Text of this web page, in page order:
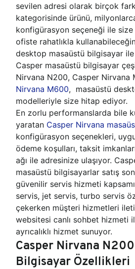
sevilen adresi olarak birçok
kategorisinde ürünü,
konfigürasyon seçeneği ile
ofiste rahatlıkla
desktop masaüstü bilgisayar
Casper masaüstü bilgisayar
Nirvana N200, Casper Nirvana
Nirvana M600, masaüstü
modelleriyle size hitap ediyor.
En zorlu performanslarda bile
yaratan Casper Nirvana
konfigürasyon seçenekleri,
ödeme koşulları, taksit
ağı ile adresinize ulaşıyor.
masaüstü bilgisayarlar satış
güvenilir servis hizmeti
servis, jet servis, turbo servis
çekerken müşteri hizmetleri
websitesi canlı sohbet hizmeti
ayrıcalıklı hizmet sunuyor.
Casper Nirvana
Bilgisayar Özellikleri